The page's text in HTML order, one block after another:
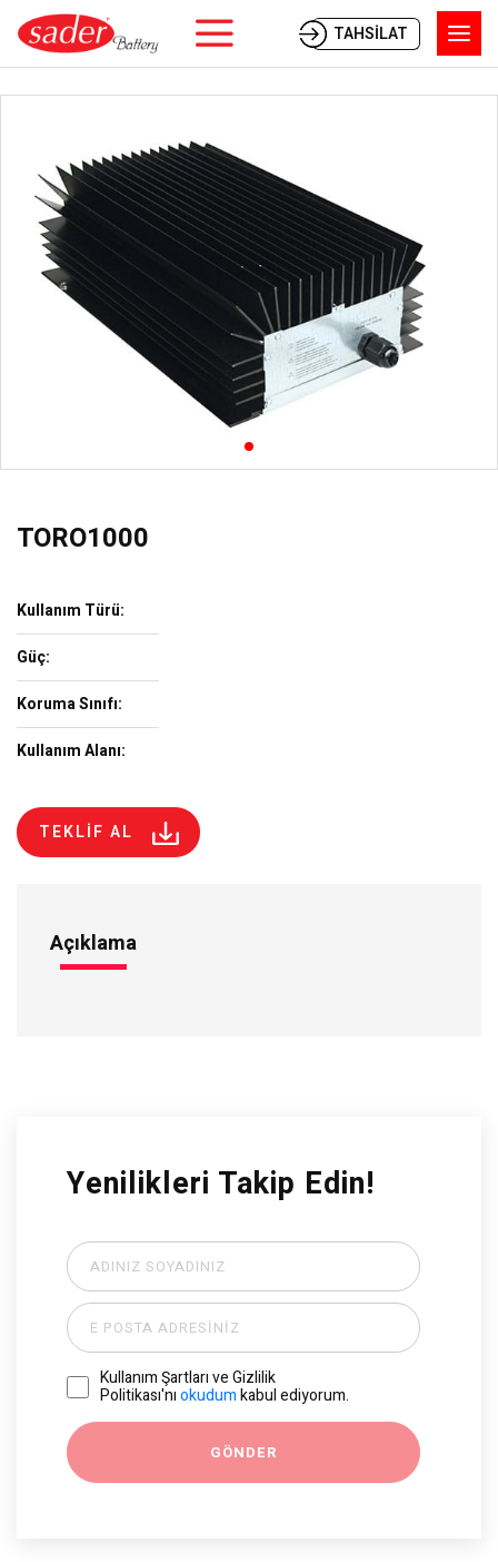
TAHSİLAT
TORO1000
Kullanım Türü:
Güç:
Koruma Sınıfı:
Kullanım Alanı:
TEKLİF AL
Açıklama
Yenilikleri Takip Edin!
Kullanım Şartları ve Gizlilik
Politikası'nıokudumkabul ediyorum.